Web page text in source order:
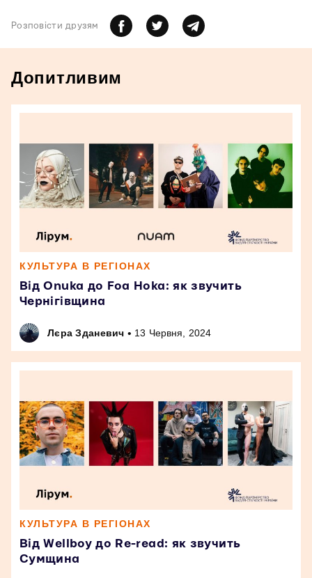
Розповiсти друзям
Допитливим
КУЛЬТУРА В РЕГІОНАХ
Від Onuka до Foa Hoka: як звучить
Чернігівщина
Лєра Зданевич • 13 Червня, 2024
КУЛЬТУРА В РЕГІОНАХ
Від Wellboy до Re-read: як звучить
Сумщина